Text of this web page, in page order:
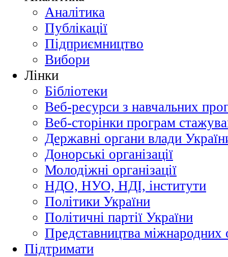
Аналітика
Публікації
Підприємництво
Вибори
Лінки
Бібліотеки
Веб-ресурси з навчальних
Веб-сторінки програм
Державні органи влади
Донорські організації
Молодіжні організації
НДО, НУО, НДІ, інститути
Політики України
Політичні партії України
Представництва міжнародних
Підтримати